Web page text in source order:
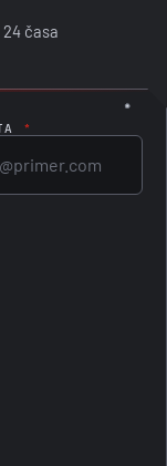
časa
*